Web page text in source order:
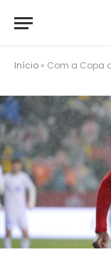
Início » Com a Copa do